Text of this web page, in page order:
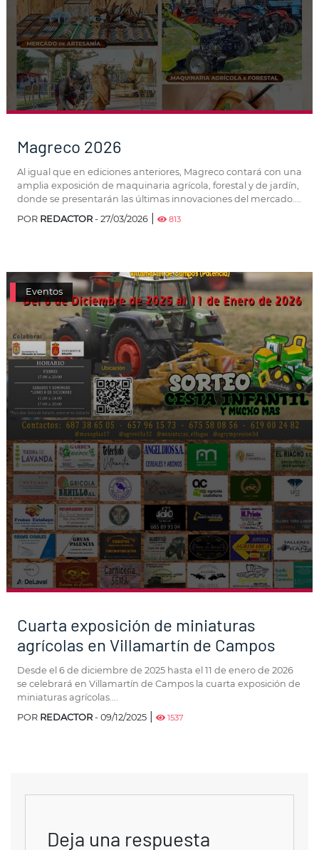
Magreco 2026
Al igual que en ediciones anteriores, Magreco contará con una
amplia exposición de maquinaria agrícola, forestal y de jardín,
donde se presentarán las últimas innovaciones del mercado....
POR REDACTOR - 27/03/2026 813
Eventos
Cuarta exposición de miniaturas
agrícolas en Villamartín de Campos
Desde el 6 de diciembre de 2025 hasta el 11 de enero de 2026
se celebrará en Villamartín de Campos la cuarta exposición de
miniaturas agrícolas....
POR REDACTOR - 09/12/2025 1537
Deja una respuesta